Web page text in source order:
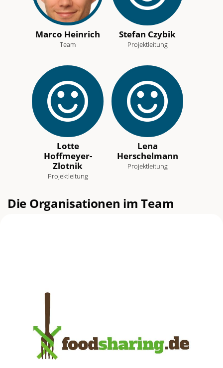
Marco Heinrich
Team
Stefan Czybik
Projektleitung
Lotte
Hoffmeyer-
Zlotnik
Projektleitung
Lena
Herschelmann
Projektleitung
Die Organisationen im Team